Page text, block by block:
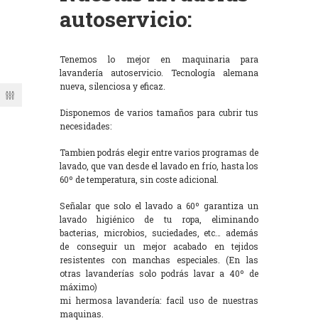
autoservicio:
Tenemos lo mejor en maquinaria para
lavandería autoservicio. Tecnología alemana
nueva, silenciosa y eficaz.
Disponemos de varios tamaños para cubrir tus
necesidades:
Tambien podrás elegir entre varios programas de
lavado, que van desde el lavado en frío, hasta los
60º de temperatura, sin coste adicional.
Señalar que solo el lavado a 60º garantiza un
lavado higiénico de tu ropa, eliminando
bacterias, microbios, suciedades, etc… además
de conseguir un mejor acabado en tejidos
resistentes con manchas especiales. (En las
otras lavanderías solo podrás lavar a 40º de
máximo)
mi hermosa lavandería: facil uso de nuestras
maquinas.